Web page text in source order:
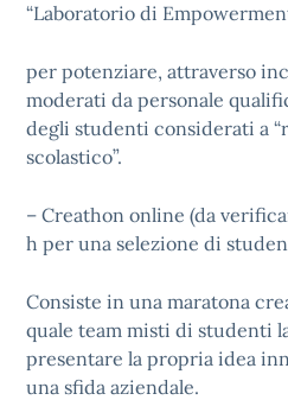
“Laboratorio di
per potenziare, attraverso
moderati da personale
degli studenti considerati a
scolastico”.
– Creathon online (da
h per una selezione di
Consiste in una maratona
quale team misti di studenti
presentare la propria idea
una sfida aziendale.